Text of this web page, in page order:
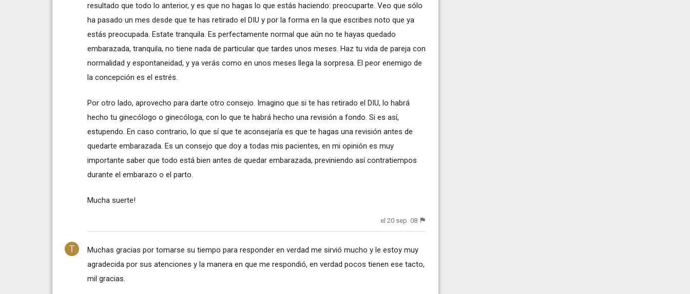
resultado que todo lo anterior, y es que no hagas lo que estás haciendo: preocuparte. Veo que sólo
ha pasado un mes desde que te has retirado el DIU y por la forma en la que escribes noto que ya
estás preocupada. Estate tranquila. Es perfectamente normal que aún no te hayas quedado
embarazada, tranquila, no tiene nada de particular que tardes unos meses. Haz tu vida de pareja con
normalidad y espontaneidad, y ya verás como en unos meses llega la sorpresa. El peor enemigo de
la concepción es el estrés.
Por otro lado, aprovecho para darte otro consejo. Imagino que si te has retirado el DIU, lo habrá
hecho tu ginecólogo o ginecóloga, con lo que te habrá hecho una revisión a fondo. Si es así,
estupendo. En caso contrario, lo que sí que te aconsejaría es que te hagas una revisión antes de
quedarte embarazada. Es un consejo que doy a todas mis pacientes, en mi opinión es muy
importante saber que todo está bien antes de quedar embarazada, previniendo así contratiempos
durante el embarazo o el parto.
Mucha suerte!
el 20 sep. 08
Muchas gracias por tomarse su tiempo para responder en verdad me sirvió mucho y le estoy muy
agradecida por sus atenciones y la manera en que me respondió, en verdad pocos tienen ese tacto,
mil gracias.